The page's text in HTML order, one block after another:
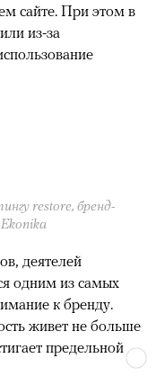
сайте. При этом в
из-за
restore, бренд-
деятелей
одним из самых
к бренду.
живет не больше
предельной